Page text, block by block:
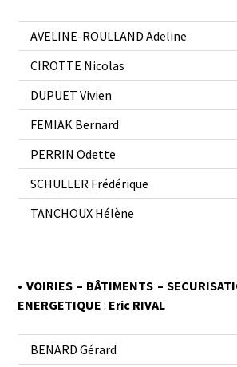
AVELINE-ROULLAND Adeline
CIROTTE Nicolas
DUPUET Vivien
FEMIAK Bernard
PERRIN Odette
SCHULLER Frédérique
TANCHOUX Hélène
• VOIRIES – BÂTIMENTS –
ENERGETIQUE : Eric RIVAL
BENARD Gérard